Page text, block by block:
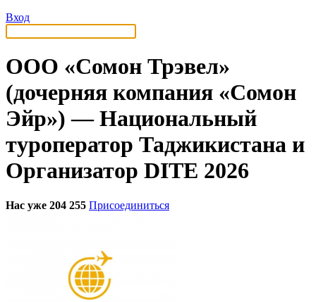
Вход
ООО «Сомон Трэвел»
(дочерняя компания «Сомон
Эйр») — Национальный
туроператор Таджикистана и
Организатор DITE 2026
Нас уже 204 255 Присоединиться